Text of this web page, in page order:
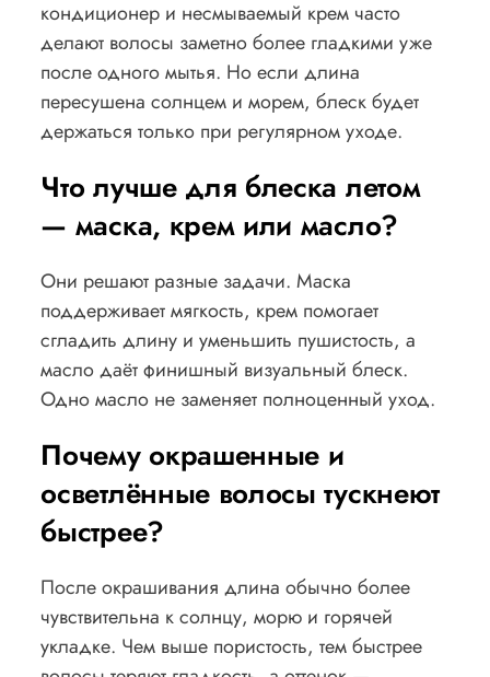
кондиционер и несмываемый крем часто
делают волосы заметно более гладкими уже
после одного мытья. Но если длина
пересушена солнцем и морем, блеск будет
держаться только при регулярном уходе.
Что лучше для блеска летом
— маска, крем или масло?
Они решают разные задачи. Маска
поддерживает мягкость, крем помогает
сгладить длину и уменьшить пушистость, а
масло даёт финишный визуальный блеск.
Одно масло не заменяет полноценный уход.
Почему окрашенные и
осветлённые волосы тускнеют
быстрее?
После окрашивания длина обычно более
чувствительна к солнцу, морю и горячей
укладке. Чем выше пористость, тем быстрее